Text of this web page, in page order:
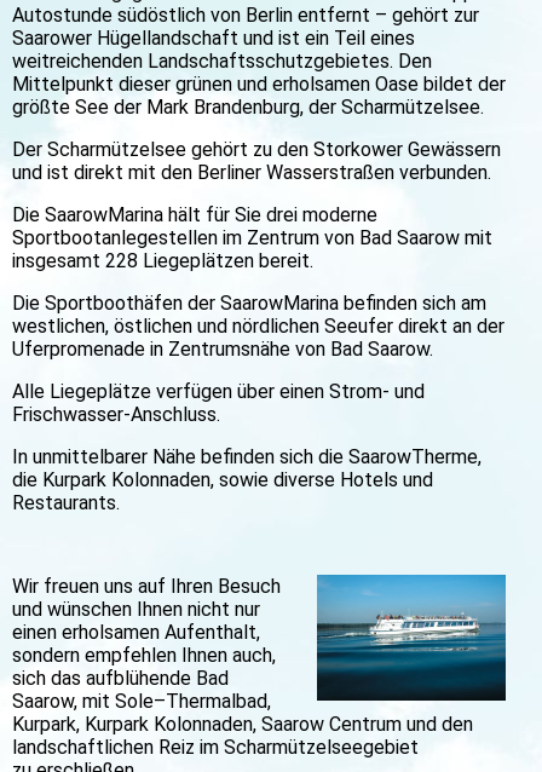
Autostunde südöstlich von Berlin entfernt – gehört zur
Saarower Hügellandschaft und ist ein Teil eines
weitreichenden Landschaftsschutzgebietes. Den
Mittelpunkt dieser grünen und erholsamen Oase bildet der
größte See der Mark Brandenburg, der Scharmützelsee.
Der Scharmützelsee gehört zu den Storkower Gewässern
und ist direkt mit den Berliner Wasserstraßen verbunden.
Die SaarowMarina hält für Sie drei moderne
Sportbootanlegestellen im Zentrum von Bad Saarow mit
insgesamt 228 Liegeplätzen bereit.
Die Sportboothäfen der SaarowMarina befinden sich am
westlichen, östlichen und nördlichen Seeufer direkt an der
Uferpromenade in Zentrumsnähe von Bad Saarow.
Alle Liegeplätze verfügen über einen Strom- und
Frischwasser-Anschluss.
In unmittelbarer Nähe befinden sich die SaarowTherme,
die Kurpark Kolonnaden, sowie diverse Hotels und
Restaurants.
Wir freuen uns auf Ihren Besuch
und wünschen Ihnen nicht nur
einen erholsamen Aufenthalt,
sondern empfehlen Ihnen auch,
sich das aufblühende Bad
Saarow, mit Sole–Thermalbad,
Kurpark, Kurpark Kolonnaden, Saarow Centrum und den
landschaftlichen Reiz im Scharmützelseegebiet